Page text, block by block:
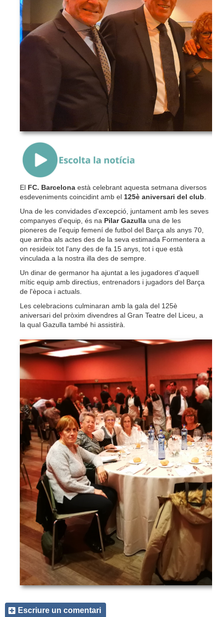
{Play}
El FC. Barcelona està celebrant aquesta setmana diversos
esdeveniments coincidint amb el 125è aniversari del club
Una de les convidades d'excepció, juntament amb les seves
companyes d'equip, és na Pilar Gazulla una de les
pioneres de l'equip femení de futbol del Barça als anys 70,
que arriba als actes des de la seva estimada Formentera a
on resideix tot l'any des de fa 15 anys, tot i que està
vinculada a la nostra illa des de sempre.
Un dinar de germanor ha ajuntat a les jugadores d'aquell
mític equip amb directius, entrenadors i jugadors del Barça
de l'època i actuals.
Les celebracions culminaran amb la gala del 125è
aniversari del pròxim divendres al Gran Teatre del Liceu, a
la qual Gazulla també hi assistirà.
Escriure un comentari